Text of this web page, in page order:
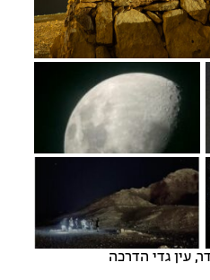
עין גדי הדרכה